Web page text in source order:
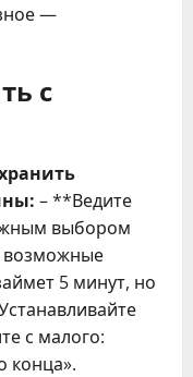
—
с
– **Ведите
выбором
возможные
5 минут, но
с малого:
конца».